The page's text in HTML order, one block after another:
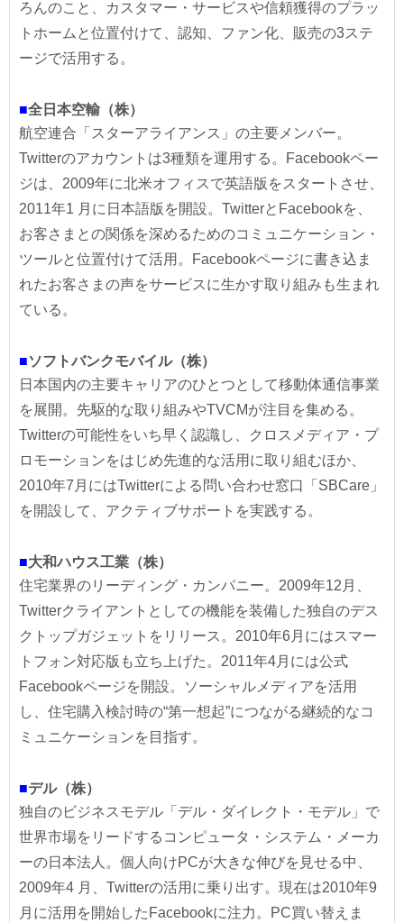
ろんのこと、カスタマー・サービスや信頼獲得のプラッ
トホームと位置付けて、認知、ファン化、販売の3ステ
ージで活用する。
■全日本空輸（株）
航空連合「スターアライアンス」の主要メンバー。
Twitterのアカウントは3種類を運用する。Facebookペー
ジは、2009年に北米オフィスで英語版をスタートさせ、
2011年1 月に日本語版を開設。TwitterとFacebookを、
お客さまとの関係を深めるためのコミュニケーション・
ツールと位置付けて活用。Facebookページに書き込ま
れたお客さまの声をサービスに生かす取り組みも生まれ
ている。
■ソフトバンクモバイル（株）
日本国内の主要キャリアのひとつとして移動体通信事業
を展開。先駆的な取り組みやTVCMが注目を集める。
Twitterの可能性をいち早く認識し、クロスメディア・プ
ロモーションをはじめ先進的な活用に取り組むほか、
2010年7月にはTwitterによる問い合わせ窓口「SBCare」
を開設して、アクティブサポートを実践する。
■大和ハウス工業（株）
住宅業界のリーディング・カンパニー。2009年12月、
Twitterクライアントとしての機能を装備した独自のデス
クトップガジェットをリリース。2010年6月にはスマー
トフォン対応版も立ち上げた。2011年4月には公式
Facebookページを開設。ソーシャルメディアを活用
し、住宅購入検討時の“第一想起”につながる継続的なコ
ミュニケーションを目指す。
■デル（株）
独自のビジネスモデル「デル・ダイレクト・モデル」で
世界市場をリードするコンピュータ・システム・メーカ
ーの日本法人。個人向けPCが大きな伸びを見せる中、
2009年4 月、Twitterの活用に乗り出す。現在は2010年9
月に活用を開始したFacebookに注力。PC買い替えま